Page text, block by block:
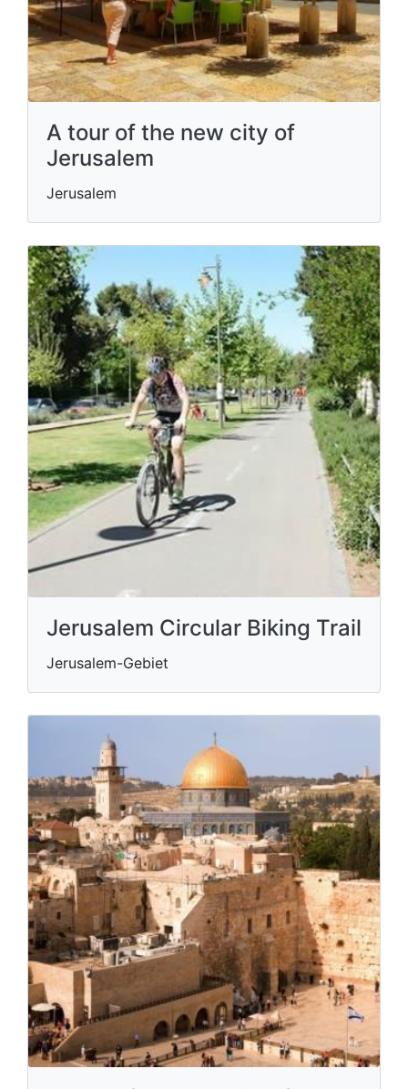
A tour of the new city of
Jerusalem
Jerusalem
Jerusalem Circular Biking Trail
Jerusalem-Gebiet